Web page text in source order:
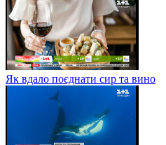
Як вдало поєднати сир та вино